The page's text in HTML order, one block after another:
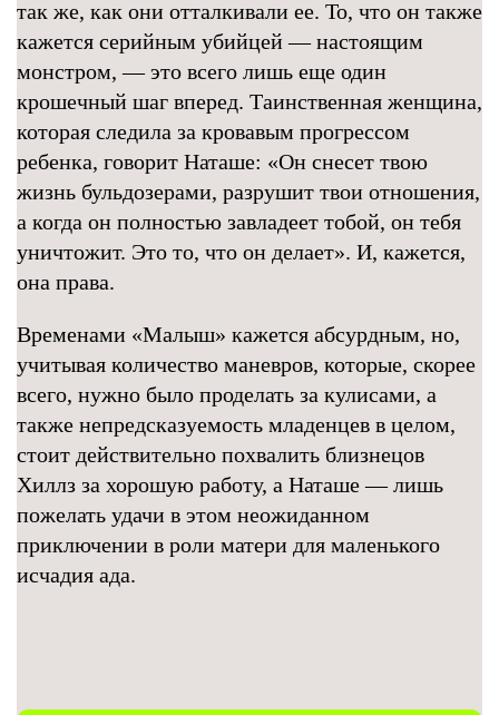
так же, как они отталкивали ее. То, что он также
кажется серийным убийцей — настоящим
монстром, — это всего лишь еще один
крошечный шаг вперед. Таинственная женщина,
которая следила за кровавым прогрессом
ребенка, говорит Наташе: «Он снесет твою
жизнь бульдозерами, разрушит твои отношения,
а когда он полностью завладеет тобой, он тебя
уничтожит. Это то, что он делает». И, кажется,
она права.
Временами «Малыш» кажется абсурдным, но,
учитывая количество маневров, которые, скорее
всего, нужно было проделать за кулисами, а
также непредсказуемость младенцев в целом,
стоит действительно похвалить близнецов
Хиллз за хорошую работу, а Наташе — лишь
пожелать удачи в этом неожиданном
приключении в роли матери для маленького
исчадия ада.